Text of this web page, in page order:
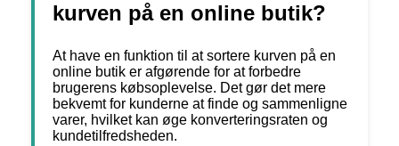
kurven på en online butik?
At have en funktion til at sortere kurven på en
online butik er afgørende for at forbedre
brugerens købsoplevelse. Det gør det mere
bekvemt for kunderne at finde og sammenligne
varer, hvilket kan øge konverteringsraten og
kundetilfredsheden.